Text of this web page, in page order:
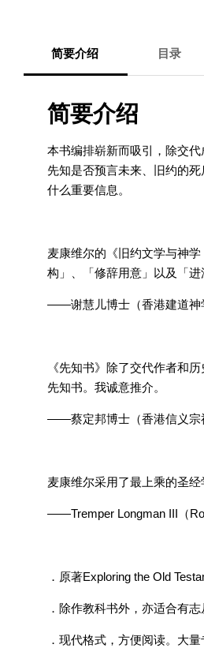
简要介绍 目录
简要介绍
本书编排崭新而吸引，除交
先知是否预言未来、旧约的
什么重要信息。
麦康维尔的《旧约文学与神
构」、「修辞用意」以及「
——谢慧儿博士（香港建道神
《先知书》除了交代作者和
先知书。我诚意推介。
——蔡定邦博士（香港信义宗
麦康维尔采用了最上乘的圣
——Tremper Longman III（
．原著Exploring the Old
．除作教科书外，亦适合有
．现代格式，方便阅读。大